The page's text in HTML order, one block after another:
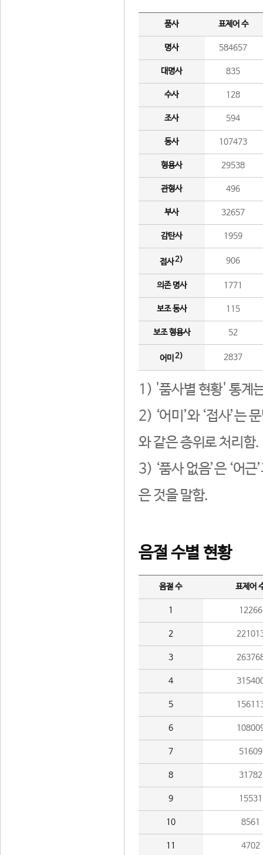
품사 표제어 수
명사 584657
대명사 835
수사 128
조사 594
동사 107473
형용사 29538
관형사 496
부사 32657
감탄사 1959
접사2) 906
의존 명사 1771
보조 동사 115
보조 형용사 52
어미 2) 2837
1) '품사별 현황' 통계
2) ‘어미’와 ‘접사’는
와 같은 층위로 처리함.
3) ‘품사 없음’은 ‘어
은 것을 말함.
음절 수별 현황
음절 수 표제어
1 12266
2
3
4
5
6
7 51609
8 31782
9 15531
10 8561
11 4702